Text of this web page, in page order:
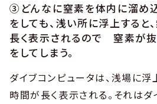
③どんなに窒素を体内に溜め
をしても、浅い所に浮上すると
長く表示されるので 窒素が
をしてしまう。
ダイブコンピュータは、浅場に浮
時間が長く表示される。それは